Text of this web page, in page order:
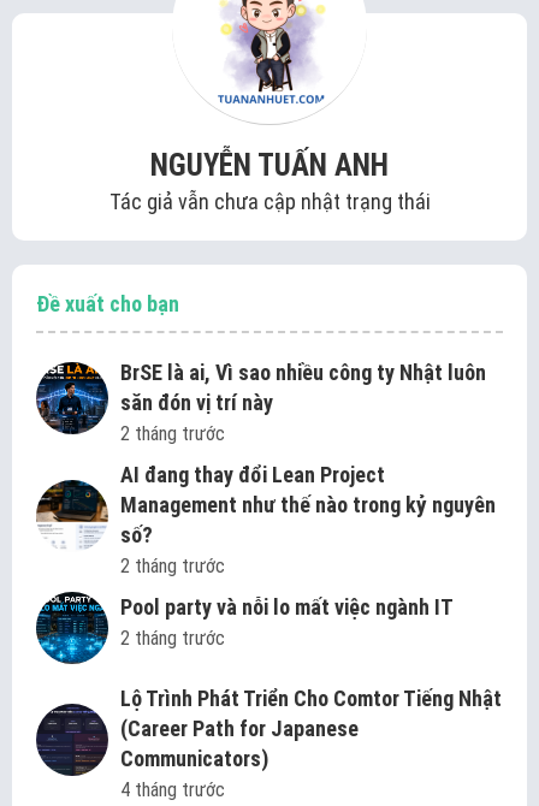
NGUYỄN TUẤN ANH
Tác giả vẫn chưa cập nhật trạng thái
Đề xuất cho bạn
BrSE là ai, Vì sao nhiều công ty Nhật luôn
săn đón vị trí này
2 tháng trước
AI đang thay đổi Lean Project
Management như thế nào trong kỷ nguyên
số?
2 tháng trước
Pool party và nỗi lo mất việc ngành IT
2 tháng trước
Lộ Trình Phát Triển Cho Comtor Tiếng Nhật
(Career Path for Japanese
Communicators)
4 tháng trước